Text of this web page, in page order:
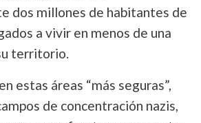
dos millones de habitantes de
a vivir en menos de una
territorio.
estas áreas “más seguras”,
de concentración nazis,